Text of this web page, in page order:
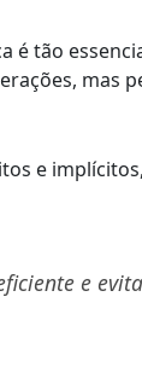
é tão
mas
e
e